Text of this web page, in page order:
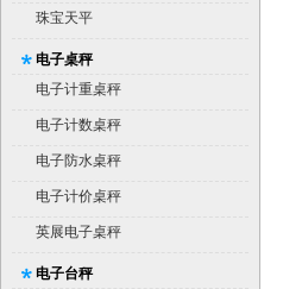
珠宝天平
电子桌秤
电子计重桌秤
电子计数桌秤
电子防水桌秤
电子计价桌秤
英展电子桌秤
电子台秤